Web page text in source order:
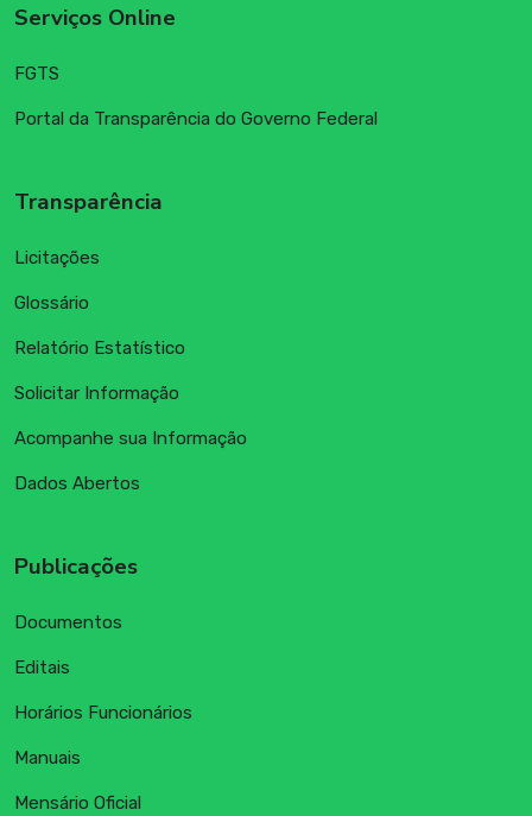
Serviços Online
FGTS
Portal da Transparência do Governo Federal
Transparência
Licitações
Glossário
Relatório Estatístico
Solicitar Informação
Acompanhe sua Informação
Dados Abertos
Publicações
Documentos
Editais
Horários Funcionários
Manuais
Mensário Oficial